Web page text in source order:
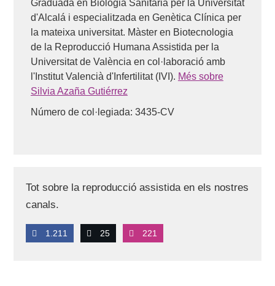
(Veure)
Preguntes dels usuaris:
'És recomanable tenir relacions
sexuals després d'una transferència embrionària?'i'Es
poden mantenir relacions sexuals després de la
transferència embrionària o s'ha de fer repòs?'.
Graduada en Biologia Sanitària per la Universitat
d'Alcalá i especialitzada en Genètica Clínica per
la mateixa universitat. Màster en Biotecnologia
de la Reproducció Humana Assistida per la
Universitat de València en col·laboració amb
l'Institut Valencià d'Infertilitat (IVI). Més sobre
Silvia Azaña Gutiérrez
Número de col·legiada: 3435-CV
Tot sobre la reproducció assistida en els nostres
canals.
1.211 25 221